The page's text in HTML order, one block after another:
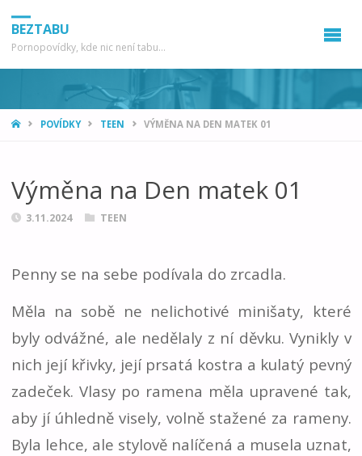
BEZTABU
Pornopovídky, kde nic není tabu...
HOMEPOVÍDKY TEEN VÝMĚNA NA DEN MATEK 01
Výměna na Den matek 01
3.11.2024 TEEN
Penny se na sebe podívala do zrcadla.
Měla na sobě ne nelichotivé minišaty, které
byly odvážné, ale nedělaly z ní děvku. Vynikly v
nich její křivky, její prsatá kostra a kulatý pevný
zadeček. Vlasy po ramena měla upravené tak,
aby jí úhledně visely, volně stažené za rameny.
Byla lehce, ale stylově nalíčená a musela uznat,